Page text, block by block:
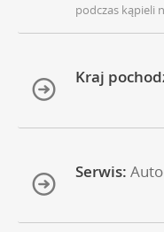
podczas kąpieli
Kraj
Serwis: